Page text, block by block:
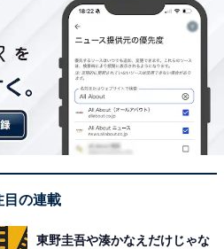
目の連載
東野圭吾や湊かなえだけじゃな